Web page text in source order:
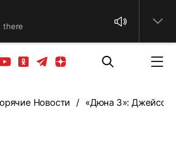
there
Одноклассники
ТелеграмЯндекс дзен
Новости «Дюна 3»: